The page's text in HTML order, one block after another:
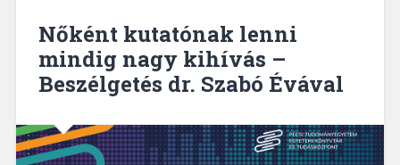
Beszélgetés
dr.
Biró
Nőként kutatónak lenni
mindig nagy kihívás –
Beszélgetés dr. Szabó Évával